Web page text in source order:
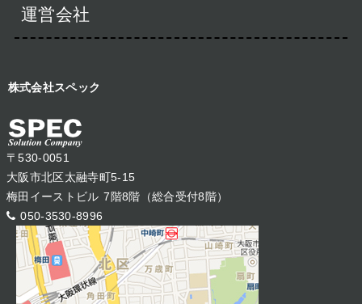
運営会社
株式会社スペック
〒530-0051
大阪市北区太融寺町5-15
梅田イーストビル 7階8階（総合受付8階）
050-3530-8996